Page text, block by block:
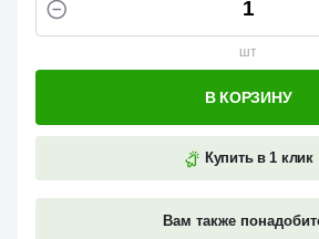
шт
Купить в 1 клик
Вам также
В КОРЗИНУ